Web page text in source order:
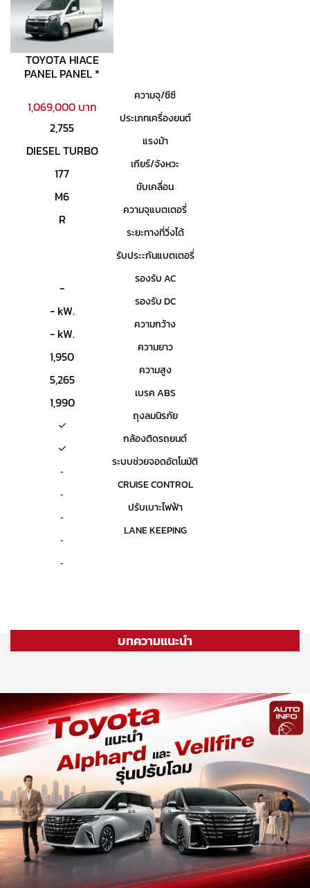
TOYOTA HIACE
PANEL PANEL *
1,069,000 บาท
2,755
DIESEL TURBO
177
M6
R
-
- kW.
- kW.
1,950
5,265
1,990
-
-
-
-
-
ความจุ/ซีซี
ประเภทเครื่องยนต์
แรงม้า
เกียร์/จังหวะ
ขับเคลื่อน
ความจุแบตเตอรี่
ระยะทางที่วิ่งได้
รับประะกันแบตเตอรี่
รองรับ AC
รองรับ DC
ความกว้าง
ความยาว
ความสูง
เบรค ABS
ถุงลมนิรภัย
กล้องติดรถยนต์
ระบบช่วยจอดอัตโนมัติ
CRUISE CONTROL
ปรับเบาะไฟฟ้า
LANE KEEPING
บทความแนะนำ